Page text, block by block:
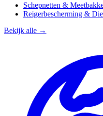
Schepnetten &
Reigerbescherming &
Bekijk alle →